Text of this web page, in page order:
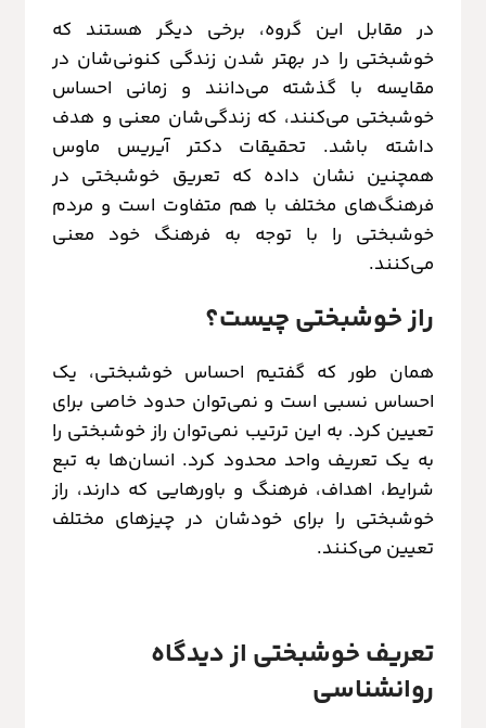
در مقابل این گروه، برخی دیگر هستند که
خوشبختی را در بهتر شدن زندگی کنونی‌شان در
مقایسه با گذشته می‌دانند و زمانی احساس
خوشبختی می‌کنند، که زندگی‌شان معنی و هدف
داشته باشد. تحقیقات دکتر آیریس ماوس
همچنین نشان داده که تعریق خوشبختی در
فرهنگ‌های مختلف با هم متفاوت است و مردم
خوشبختی را با توجه به فرهنگ خود معنی
می‌کنند.
راز خوشبختی چیست؟
همان طور که گفتیم احساس خوشبختی، یک
احساس نسبی است و نمی‌توان حدود خاصی برای
تعیین کرد. به این ترتیب نمی‌توان راز خوشبختی را
به یک تعریف واحد محدود کرد. انسان‌ها به تبع
شرایط، اهداف، فرهنگ و باورهایی که دارند، راز
خوشبختی را برای خودشان در چیزهای مختلف
تعیین می‌کنند.
تعریف خوشبختی از دیدگاه
روانشناسی